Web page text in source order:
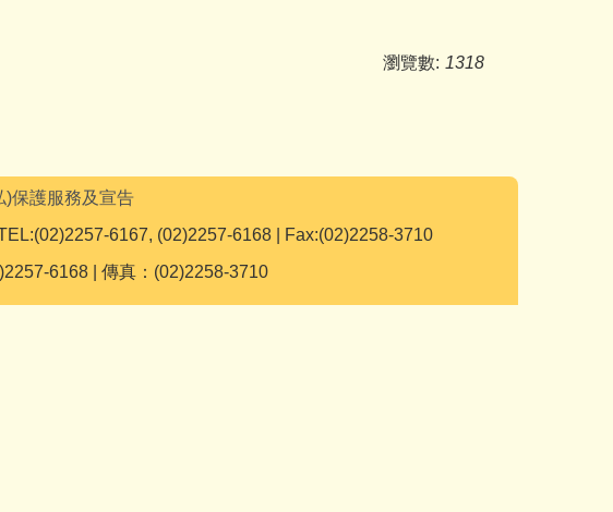
瀏覽數: 1318
)保護服務及宣告
6167, (02)2257-6168 | Fax:(02)2258-3710
6168 | 傳真：(02)2258-3710